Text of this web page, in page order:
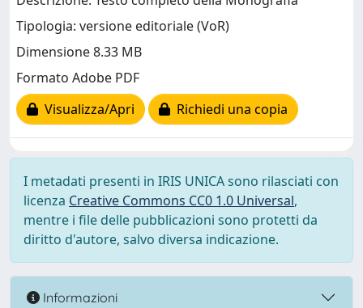
Tipologia: versione editoriale (VoR)
Dimensione 8.33 MB
Formato Adobe PDF
Visualizza/Apri
Richiedi una copia
I metadati presenti in IRIS UNICA sono rilasciati con
licenza Creative Commons CC0 1.0 Universal,
mentre i file delle pubblicazioni sono protetti da
diritto d'autore, salvo diversa indicazione.
Informazioni